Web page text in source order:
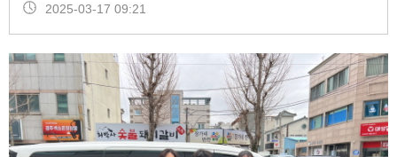
2025-03-17 09:21